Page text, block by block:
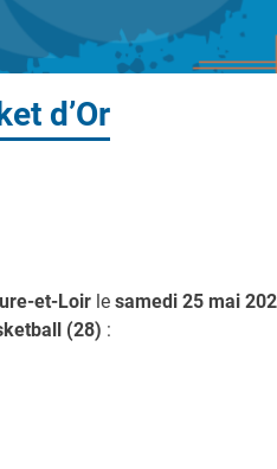
d’Or
et-Loirle samedi 25 mai
(28) :